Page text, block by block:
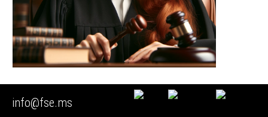
▶️ Экспертиза счетчика воды
info@fse.ms